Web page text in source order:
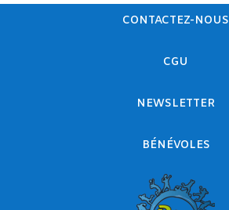
CONTACTEZ-NOUS
CGU
NEWSLETTER
BÉNÉVOLES